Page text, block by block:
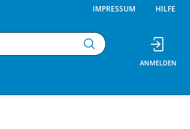
IMPRESSUM HILFE